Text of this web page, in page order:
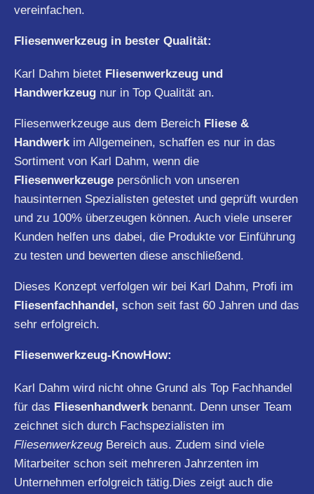
vereinfachen.
Fliesenwerkzeug in bester Qualität:
Karl Dahm bietet Fliesenwerkzeug und
Handwerkzeug nur in Top Qualität an.
Fliesenwerkzeuge aus dem Bereich Fliese &
Handwerkim Allgemeinen, schaffen es nur in das
Sortiment von Karl Dahm, wenn die
Fliesenwerkzeuge persönlich von unseren
hausinternen Spezialisten getestet und geprüft wurden
und zu 100% überzeugen können. Auch viele unserer
Kunden helfen uns dabei, die Produkte vor Einführung
zu testen und bewerten diese anschließend.
Dieses Konzept verfolgen wir bei Karl Dahm, Profi im
Fliesenfachhandel, schon seit fast 60 Jahren und das
sehr erfolgreich.
Fliesenwerkzeug-KnowHow:
Karl Dahm wird nicht ohne Grund als Top Fachhandel
für das Fliesenhandwerkbenannt. Denn unser Team
zeichnet sich durch Fachspezialisten im
FliesenwerkzeugBereich aus. Zudem sind viele
Mitarbeiter schon seit mehreren Jahrzenten im
Unternehmen erfolgreich tätig.Dies zeigt auch die